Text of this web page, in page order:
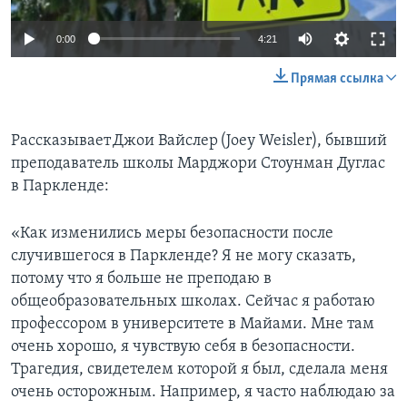
0:00 4:21
Прямая ссылка
Рассказывает Джои Вайслер (Joey Weisler), бывший
преподаватель школы Марджори Стоунман Дуглас
в Паркленде:
«Как изменились меры безопасности после
случившегося в Паркленде? Я не могу сказать,
потому что я больше не преподаю в
общеобразовательных школах. Сейчас я работаю
профессором в университете в Майами. Мне там
очень хорошо, я чувствую себя в безопасности.
Трагедия, свидетелем которой я был, сделала меня
очень осторожным. Например, я часто наблюдаю за